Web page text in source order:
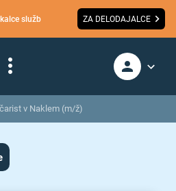
služb ZA DELODAJALCE
v Naklem (m/ž)